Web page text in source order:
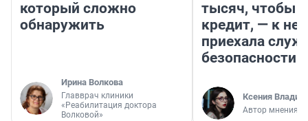
который сложно
обнаружить
Ирина Волкова
Главврач клиники
«Реабилитация доктора
Волковой»
тысяч, чтобы
кредит, — к
приехала
безопасности
Ксения
Автор мнения